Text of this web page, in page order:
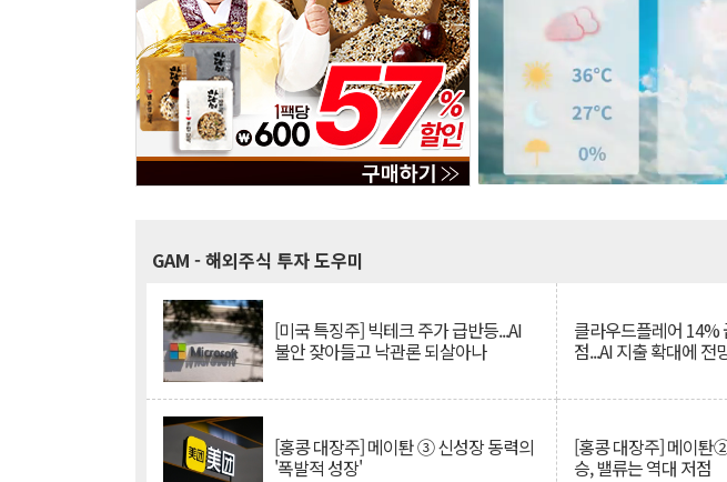
GAM - 해외주식 투자 도우미
[미국 특징주] 빅테크 주가 급반등...AI
불안 잦아들고 낙관론 되살아나
클라우드플레어 14%
점...AI 지출 확대에 전
[홍콩 대장주] 메이퇀 ③ 신성장 동력의
'폭발적 성장'
[홍콩 대장주] 메이퇀
승, 밸류는 역대 저점